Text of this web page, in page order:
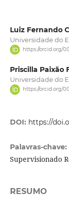
Luiz Fernando
Universidade do
https://orcid.org/
Priscilla Paixão
Universidade do
https://orcid.org/
DOI: https://
Palavras-chave:
Supervisionado
RESUMO